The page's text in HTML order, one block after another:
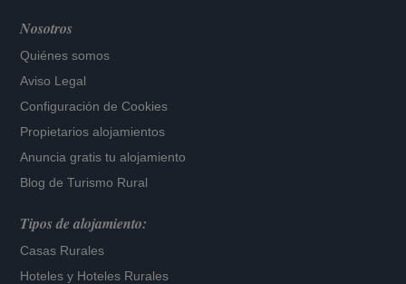
Nosotros
Quiénes somos
Aviso Legal
Configuración de Cookies
Propietarios alojamientos
Anuncia gratis tu alojamiento
Blog de Turismo Rural
Tipos de alojamiento:
Casas Rurales
Hoteles y Hoteles Rurales